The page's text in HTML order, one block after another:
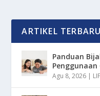
ARTIKEL TERBARU
Panduan
Agu 8, 2026 |